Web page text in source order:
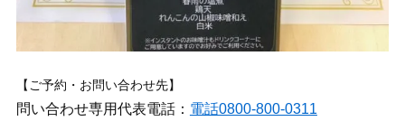
【ご予約・お問い合わせ先】
問い合わせ専用代表電話： 電話0800-800-0311